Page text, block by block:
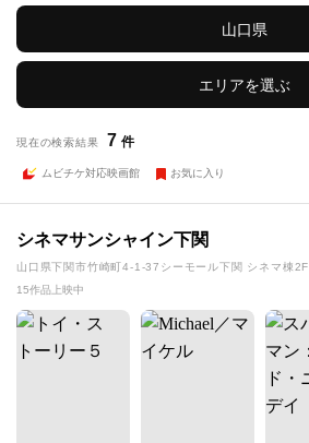
山口県
エリアを選ぶ
現在の検索結果 7 件
ムビチケ対応映画館 お気に入り
シネマサンシャイン下関
山口県下関市竹崎町4-1-37シーモール下関 シネマ棟2F
15作品上映中